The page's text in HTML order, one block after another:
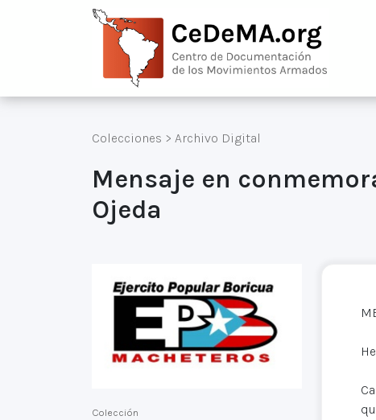
Colecciones > Archivo Digital
Mensaje en
Ojeda
Colección